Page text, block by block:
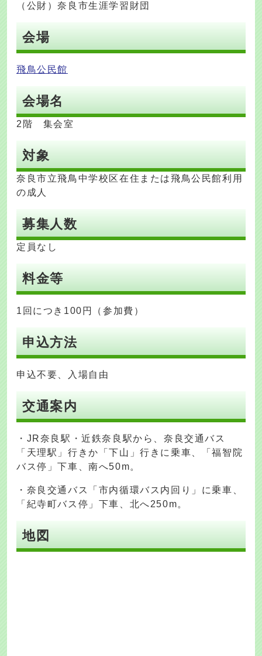
（公財）奈良市生涯学習財団
会場
飛鳥公民館
会場名
2階 集会室
対象
奈良市立飛鳥中学校区在住または飛鳥公民館利用
の成人
募集人数
定員なし
料金等
1回につき100円（参加費）
申込方法
申込不要、入場自由
交通案内
・JR奈良駅・近鉄奈良駅から、奈良交通バス
「天理駅」行きか「下山」行きに乗車、「福智院
バス停」下車、南へ50m。
・奈良交通バス「市内循環バス内回り」に乗車、
「紀寺町バス停」下車、北へ250m。
地図